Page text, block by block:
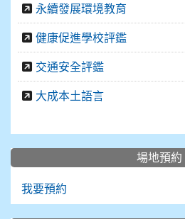
永續發展環境教育
健康促進學校評鑑
交通安全評鑑
大成本土語言
場地預約
我要預約